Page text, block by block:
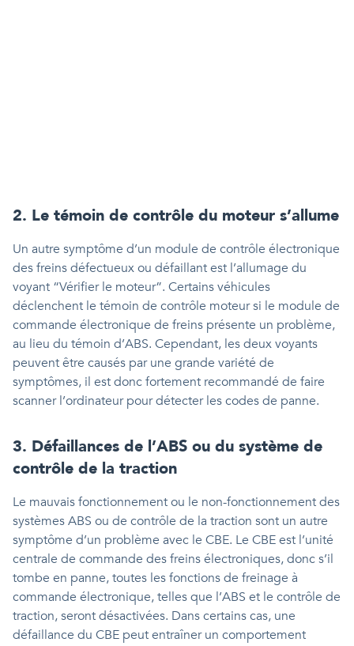
2. Le témoin de contrôle du moteur s’allume
Un autre symptôme d’un module de contrôle électronique
des freins défectueux ou défaillant est l’allumage du
voyant “Vérifier le moteur”. Certains véhicules
déclenchent le témoin de contrôle moteur si le module de
commande électronique de freins présente un problème,
au lieu du témoin d’ABS. Cependant, les deux voyants
peuvent être causés par une grande variété de
symptômes, il est donc fortement recommandé de faire
scanner l’ordinateur pour détecter les codes de panne.
3. Défaillances de l’ABS ou du système de
contrôle de la traction
Le mauvais fonctionnement ou le non-fonctionnement des
systèmes ABS ou de contrôle de la traction sont un autre
symptôme d’un problème avec le CBE. Le CBE est l’unité
centrale de commande des freins électroniques, donc s’il
tombe en panne, toutes les fonctions de freinage à
commande électronique, telles que l’ABS et le contrôle de
traction, seront désactivées. Dans certains cas, une
défaillance du CBE peut entraîner un comportement